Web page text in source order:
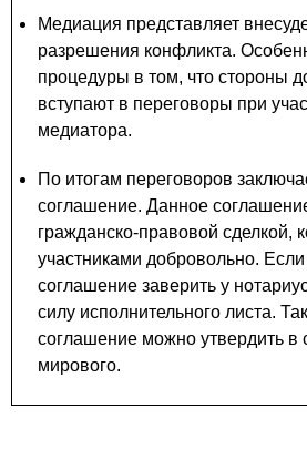
Медиация представляет
разрешения конфликта.
процедуры в том, что стороны
вступают в переговоры при
медиатора.
По итогам переговоров
соглашение. Данное
гражданско-правовой сделкой,
участниками добровольно.
соглашение заверить у
силу исполнительного листа.
соглашение можно утвердить в
мирового.